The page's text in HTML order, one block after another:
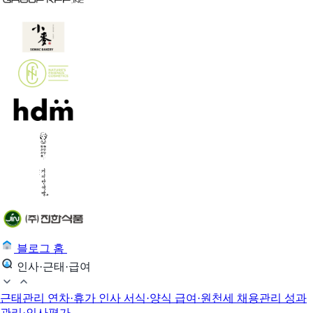
블로그 홈
인사·근태·급여
근태관리 연차·휴가 인사 서식·양식 급여·원천세 채용관리 성과